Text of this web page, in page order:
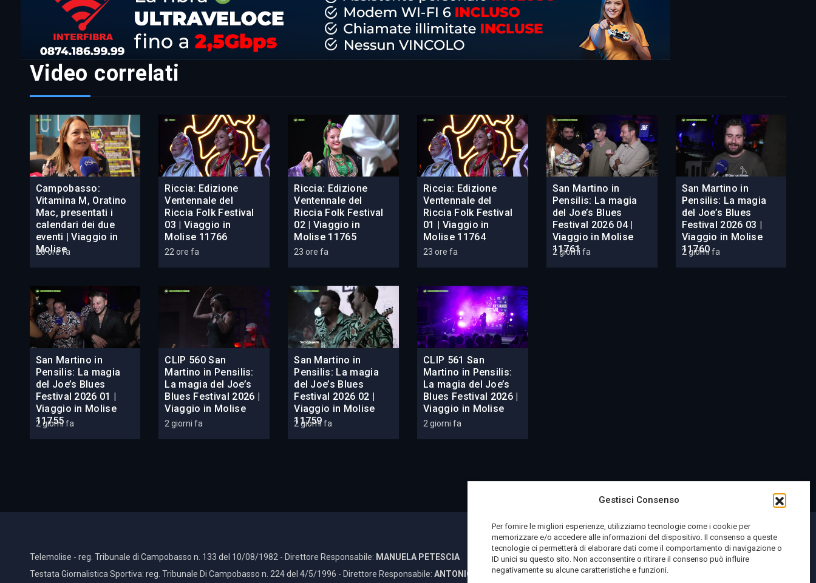
Gestisci Consenso
Per fornire le migliori esperienze, utilizziamo tecnologie come i cookie per
memorizzare e/o accedere alle informazioni del dispositivo. Il consenso a queste
tecnologie ci permetterà di elaborare dati come il comportamento di navigazione o
ID unici su questo sito. Non acconsentire o ritirare il consenso può influire
negativamente su alcune caratteristiche e funzioni.
Video correlati
Campobasso:
Vitamina M, Oratino
Mac, presentati i
calendari dei due
eventi | Viaggio in
Molise
20 ore fa
Riccia: Edizione
Ventennale del
Riccia Folk Festival
03 | Viaggio in
Molise 11766
22 ore fa
Riccia: Edizione
Ventennale del
Riccia Folk Festival
02 | Viaggio in
Molise 11765
23 ore fa
Riccia: Edizione
Ventennale del
Riccia Folk Festival
01 | Viaggio in
Molise 11764
23 ore fa
San Martino in
Pensilis: La magia
del Joe’s Blues
Festival 2026 04 |
Viaggio in Molise
11761
2 giorni fa
San Martino in
Pensilis: La magia
del Joe’s Blues
Festival 2026 03 |
Viaggio in Molise
11760
2 giorni fa
San Martino in
Pensilis: La magia
del Joe’s Blues
Festival 2026 01 |
Viaggio in Molise
11755
2 giorni fa
CLIP 560 San
Martino in Pensilis:
La magia del Joe’s
Blues Festival 2026 |
Viaggio in Molise
2 giorni fa
San Martino in
Pensilis: La magia
del Joe’s Blues
Festival 2026 02 |
Viaggio in Molise
11759
2 giorni fa
CLIP 561 San
Martino in Pensilis:
La magia del Joe’s
Blues Festival 2026 |
Viaggio in Molise
2 giorni fa
Telemolise - reg. Tribunale di Campobasso n. 133 del 10/08/1982 - Direttore Responsabile: MANUELA PETESCIA
Testata Giornalistica Sportiva: reg. Tribunale Di Campobasso n. 224 del 4/5/1996 - Direttore Responsabile: ANTONIO DI LALLO